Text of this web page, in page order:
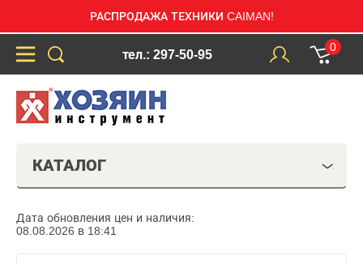
РАСПРОДАЖА ТЕХНИКИ CAIMAN!
тел.: 297-50-95
0
КАТАЛОГ
Дата обновления цен и наличия:
08.08.2026 в 18:41